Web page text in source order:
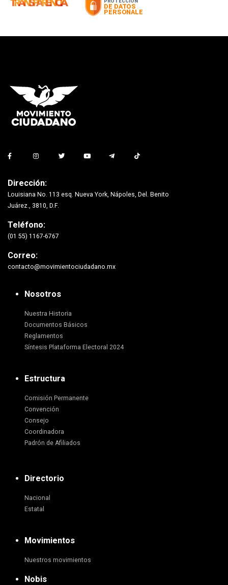
Dirección:
Louisiana No. 113 esq. Nueva York, Nápoles, Del. Benito
Juárez., 3810, D.F.
Teléfono:
(01 55) 1167-6767
Correo:
contacto@movimientociudadano.mx
Nosotros
Nuestra Historia
Documentos Básicos
Reglamentos
Síntesis Plataforma Electoral 2024
Estructura
Comisión Permanente
Convención
Consejo
Coordinadora
Padrón de Afiliados
Directorio
Nacional
Estatal
Movimientos
Nuestros movimientos
Nobis